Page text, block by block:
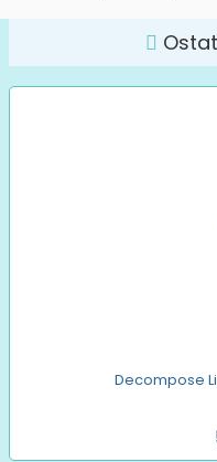
Decompose